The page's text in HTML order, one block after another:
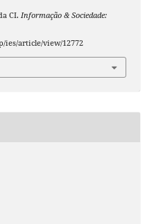
CI. Informação & Sociedade:
ies/article/view/12772